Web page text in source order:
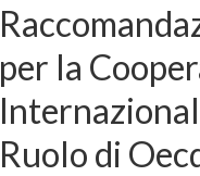
per la
Ruolo di